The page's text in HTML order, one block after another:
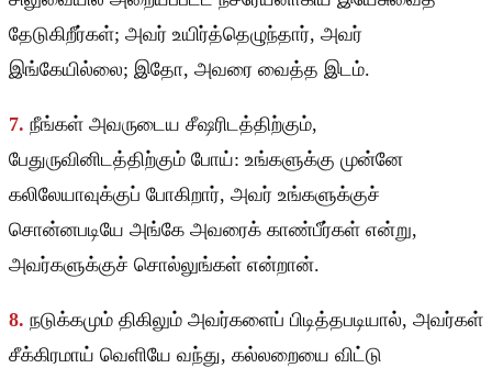
தேடுகிறீர்கள்; அவர் உயிர்த்தெழுந்தார், அவர்
இங்கேயில்லை; இதோ, அவரை வைத்த இடம்.
7. நீங்கள் அவருடைய சீஷரிடத்திற்கும்,
பேதுருவினிடத்திற்கும் போய்: உங்களுக்கு முன்னே
கலிலேயாவுக்குப் போகிறார், அவர் உங்களுக்குச்
சொன்னபடியே அங்கே அவரைக் காண்பீர்கள் என்று,
அவர்களுக்குச் சொல்லுங்கள் என்றான்.
8. நடுக்கமும் திகிலும் அவர்களைப் பிடித்தபடியால், அவர்கள்
சீக்கிரமாய் வெளியே வந்து, கல்லறையை விட்டு